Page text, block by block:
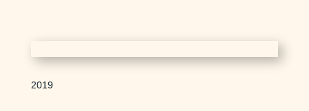
2019